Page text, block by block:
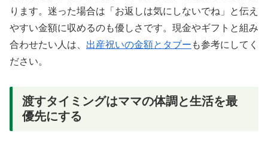
ります。迷った場合は「お返しは気にしないでね」と伝え
やすい金額に収めるのも優しさです。現金やギフトと組み
合わせたい人は、 出産祝いの金額とタブー も参考にしてく
ださい。
渡すタイミングはママの体調と生活を最
優先にする